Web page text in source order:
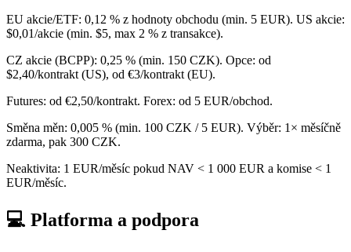
EU akcie/ETF: 0,12 % z hodnoty obchodu (min. 5 EUR). US akcie:
$0,01/akcie (min. $5, max 2 % z transakce).
CZ akcie (BCPP): 0,25 % (min. 150 CZK). Opce: od
$2,40/kontrakt (US), od €3/kontrakt (EU).
Futures: od €2,50/kontrakt. Forex: od 5 EUR/obchod.
Směna měn: 0,005 % (min. 100 CZK / 5 EUR). Výběr: 1× měsíčně
zdarma, pak 300 CZK.
Neaktivita: 1 EUR/měsíc pokud NAV < 1 000 EUR a komise < 1
EUR/měsíc.
💻 Platforma a podpora